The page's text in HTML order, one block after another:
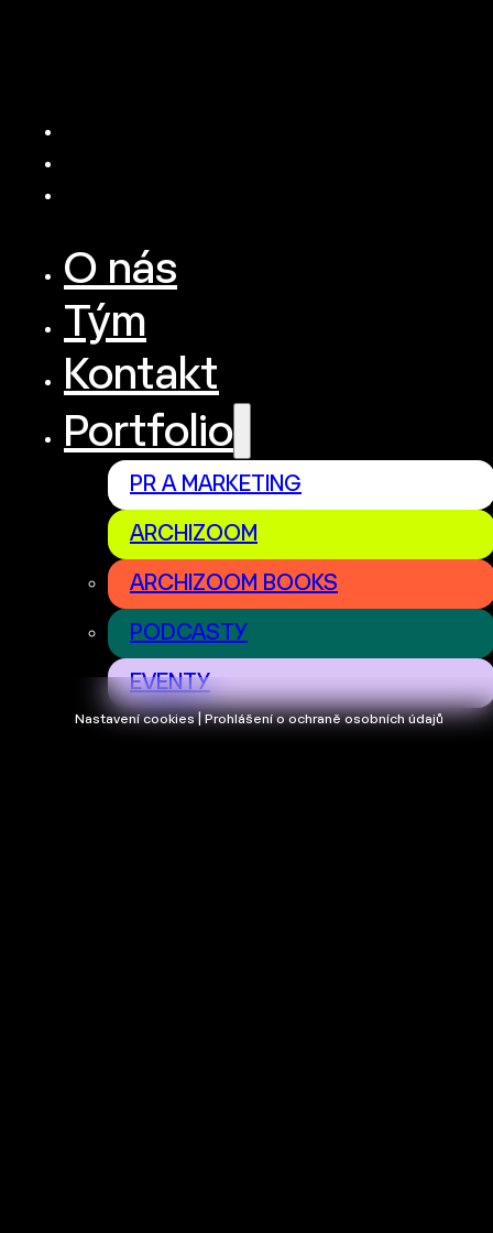
Nastavení cookies | Prohlášení o ochraně osobních údajů
O nás
Tým
Kontakt
Portfolio
PR A MARKETING
ARCHIZOOM
ARCHIZOOM BOOKS
PODCASTY
EVENTY